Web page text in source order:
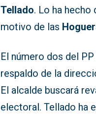
Tellado. Lo ha hecho
motivo de las
El número dos del
respaldo de la
El alcalde buscará
electoral. Tellado ha